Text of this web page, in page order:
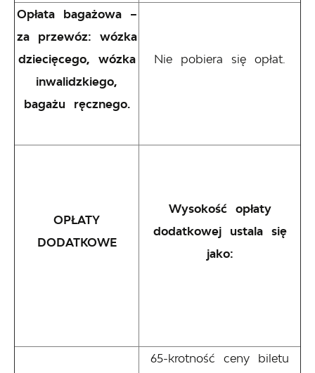
Opłata bagażowa –
za przewóz: wózka
dziecięcego, wózka
inwalidzkiego,
bagażu ręcznego.
Nie pobiera się opłat.
OPŁATY
DODATKOWE
Wysokość opłaty
dodatkowej ustala się
jako:
65-krotność ceny biletu